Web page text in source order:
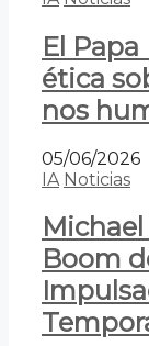
El
ética
nos
05/06/2026
IA Noticias
Michael
Boom